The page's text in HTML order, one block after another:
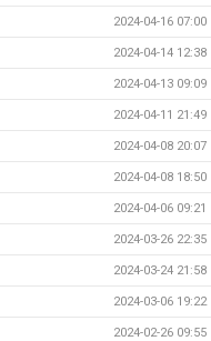
2024-04-16 07:00
2024-04-14 12:38
2024-04-13 09:09
2024-04-11 21:49
2024-04-08 20:07
2024-04-08 18:50
2024-04-06 09:21
2024-03-26 22:35
2024-03-24 21:58
2024-03-06 19:22
2024-02-26 09:55